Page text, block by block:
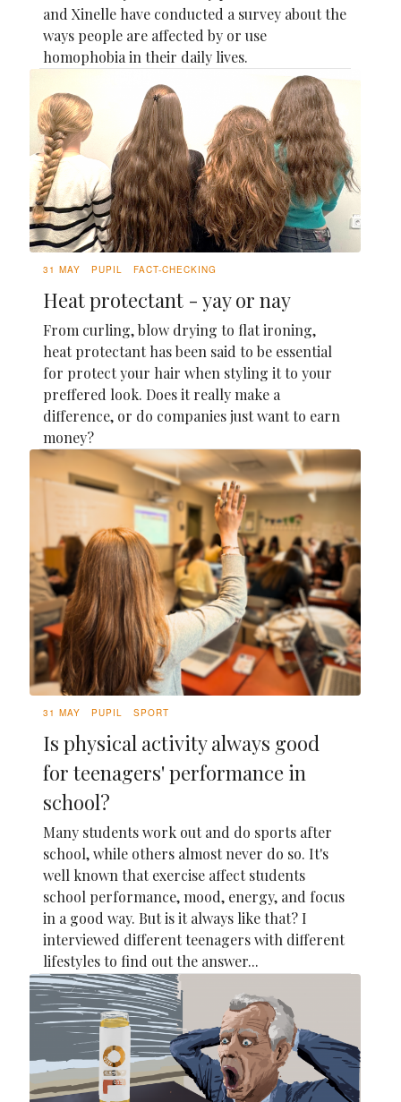
and Xinelle have conducted a survey about the
ways people are affected by or use
homophobia in their daily lives.
31 MAY PUPIL FACT-CHECKING
Heat protectant - yay or nay
From curling, blow drying to flat ironing,
heat protectant has been said to be essential
for protect your hair when styling it to your
preffered look. Does it really make a
difference, or do companies just want to earn
money?
31 MAY PUPIL SPORT
Is physical activity always good
for teenagers' performance in
school?
Many students work out and do sports after
school, while others almost never do so. It's
well known that exercise affect students
school performance, mood, energy, and focus
in a good way. But is it always like that? I
interviewed different teenagers with different
lifestyles to find out the answer...